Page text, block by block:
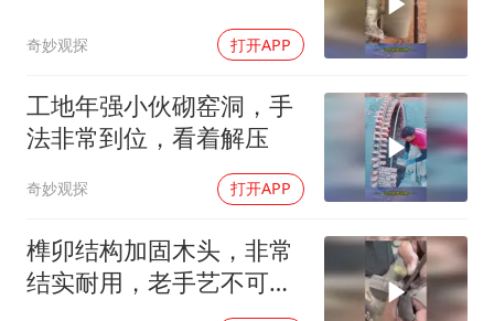
情侣在平潭拍日出时坠崖致一死一伤
乐享全民健身 共筑健康中国
奇妙观探 打开APP
工地年强小伙砌窑洞，手
法非常到位，看着解压
奇妙观探 打开APP
榫卯结构加固木头，非常
结实耐用，老手艺不可虚